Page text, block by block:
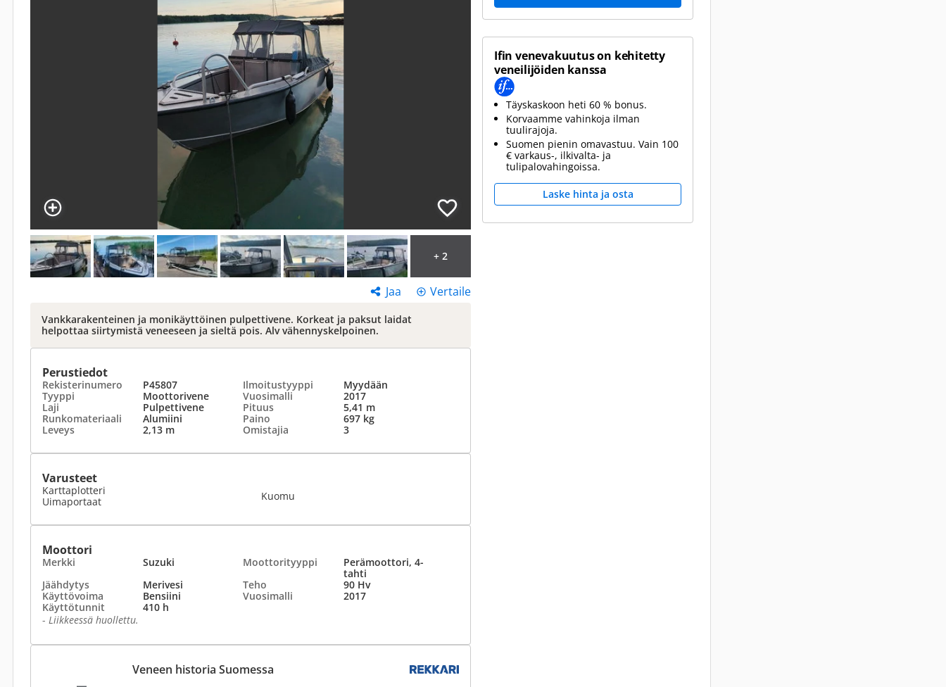
+ 2
Jaa Vertaile
Vankkarakenteinen ja monikäyttöinen pulpettivene. Korkeat ja paksut laidat
helpottaa siirtymistä veneeseen ja sieltä pois. Alv vähennyskelpoinen.
Perustiedot
Rekisterinumero P45807 Ilmoitustyyppi
Myydään
Tyyppi
Moottorivene Vuosimalli
2017
Laji
Pulpettivene Pituus
5,41 m
Runkomateriaali
Alumiini Paino
697 kg
Leveys
2,13 m Omistajia 3
Varusteet
Karttaplotteri
Uimaportaat
Kuomu
Moottori
Merkki Suzuki Moottorityyppi
Perämoottori, 4-
tahti
Jäähdytys
Merivesi Teho
90 Hv
Käyttövoima
Bensiini Vuosimalli
2017
Käyttötunnit
410 h
- Liikkeessä huollettu.
Veneen historia Suomessa
Ifin venevakuutus on kehitetty
veneilijöiden kanssa
Täyskaskoon heti 60 % bonus.
Korvaamme vahinkoja ilman
tuulirajoja.
Suomen pienin omavastuu. Vain 100
€ varkaus-, ilkivalta- ja
tulipalovahingoissa.
Laske hinta ja osta